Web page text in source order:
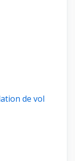
de vol